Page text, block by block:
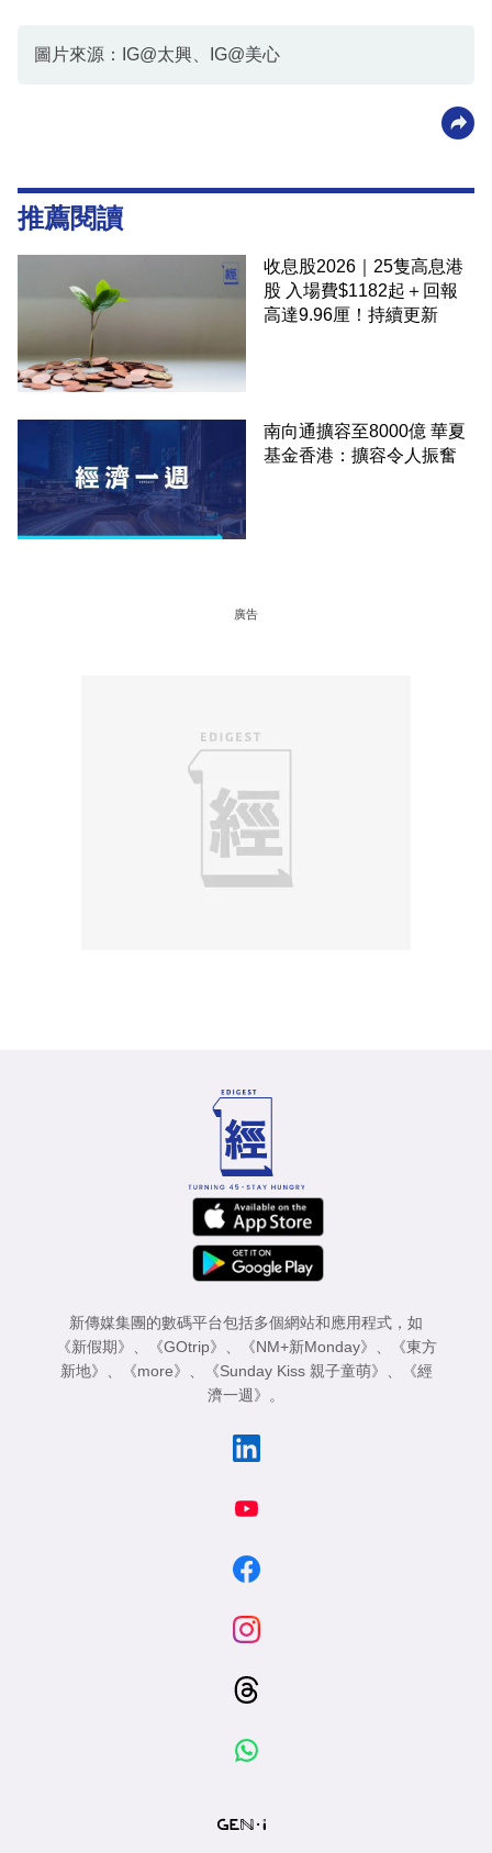
圖片來源：IG@太興、IG@美心
推薦閱讀
收息股2026｜25隻高息港
股 入場費$1182起＋回報
高達9.96厘！持續更新
南向通擴容至8000億 華夏
基金香港：擴容令人振奮
廣告
新傳媒集團的數碼平台包括多個網站和應用程式，如
《新假期》 、 《GOtrip》 、 《NM+新Monday》 、
《東方
新地》 、 《more》 、 《Sunday Kiss 親子童萌》 、
《經
濟一週》 。